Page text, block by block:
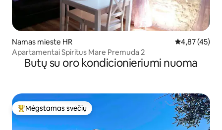
Namas mieste HR Vidutinis
4,87 (45)
Apartamentai Spiritus Mare Premuda 2
Butų su oro kondicionieriumi nuoma
Svečių mėgstamiausias
Mėgstamas svečių